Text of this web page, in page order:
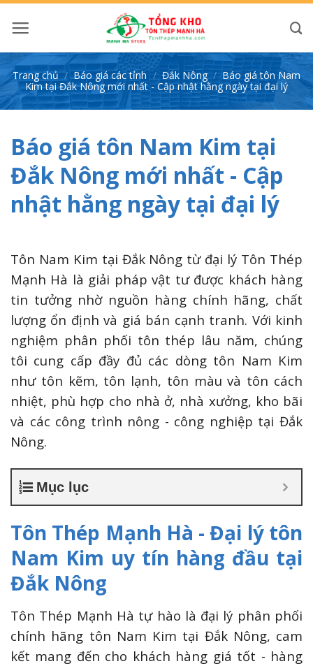
qua
nội
dung
Trang chủ / Báo giá các tỉnh / Đắk Nông / Báo giá tôn Nam
Kim tại Đắk Nông mới nhất - Cập nhật hằng ngày tại đại lý
Báo giá tôn Nam Kim tại
Đắk Nông mới nhất - Cập
nhật hằng ngày tại đại lý
Tôn Nam Kim tại Đắk Nông từ đại lý Tôn Thép
Mạnh Hà là giải pháp vật tư được khách hàng
tin tưởng nhờ nguồn hàng chính hãng, chất
lượng ổn định và giá bán cạnh tranh. Với kinh
nghiệm phân phối tôn thép lâu năm, chúng
tôi cung cấp đầy đủ các dòng tôn Nam Kim
như tôn kẽm, tôn lạnh, tôn màu và tôn cách
nhiệt, phù hợp cho nhà ở, nhà xưởng, kho bãi
và các công trình nông - công nghiệp tại Đắk
Nông.
Mục lục
Tôn Thép Mạnh Hà - Đại lý tôn
Nam Kim uy tín hàng đầu tại
Đắk Nông
Tôn Thép Mạnh Hà tự hào là đại lý phân phối
chính hãng tôn Nam Kim tại Đắk Nông, cam
kết mang đến cho khách hàng giá tốt - hàng